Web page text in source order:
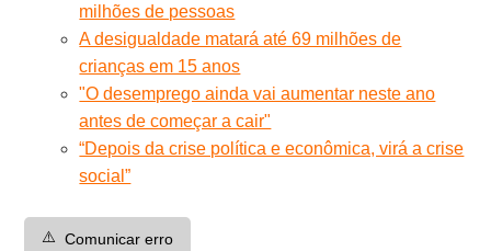
milhões de pessoas
A desigualdade matará até 69 milhões de
crianças em 15 anos
"O desemprego ainda vai aumentar neste ano
antes de começar a cair"
“Depois da crise política e econômica, virá a crise
social”
⚠️ Comunicar erro